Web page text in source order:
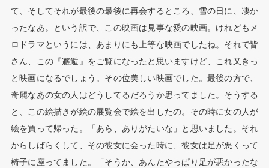
て、そしてそれが最後の最後に再会するところ、雪の日に、凄か
ったなあ。という訳で、この映画は見事な愛の映画。けれどもメ
ロドラマというには、あまりにも上等な映画でしたね。それで皆
さん、この『邂逅』をご覧になったと思いますけど、これ又きっ
と映画になるでしょう。その位美しい映画でした。最後の方で、
奇麗なあの女の人はどうしてるだろうか思ってました。そうする
と、この絵描きが絵の展覧会で絵を出したの。その時に女の人が
絵を買って帰った。「あら、ありがたいな」と思いました。それ
からしばらくして、その彼女に会った時に、彼女は足が悪くって
椅子に座ってました。「そうか、あんたやっぱり足が悪かったな